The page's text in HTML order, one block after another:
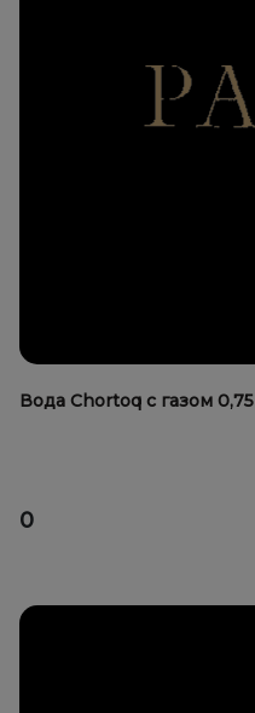
Вода Chortoq с газом 0,75
0